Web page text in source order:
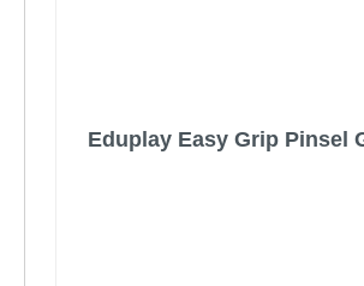
Eduplay Easy Grip Pinsel